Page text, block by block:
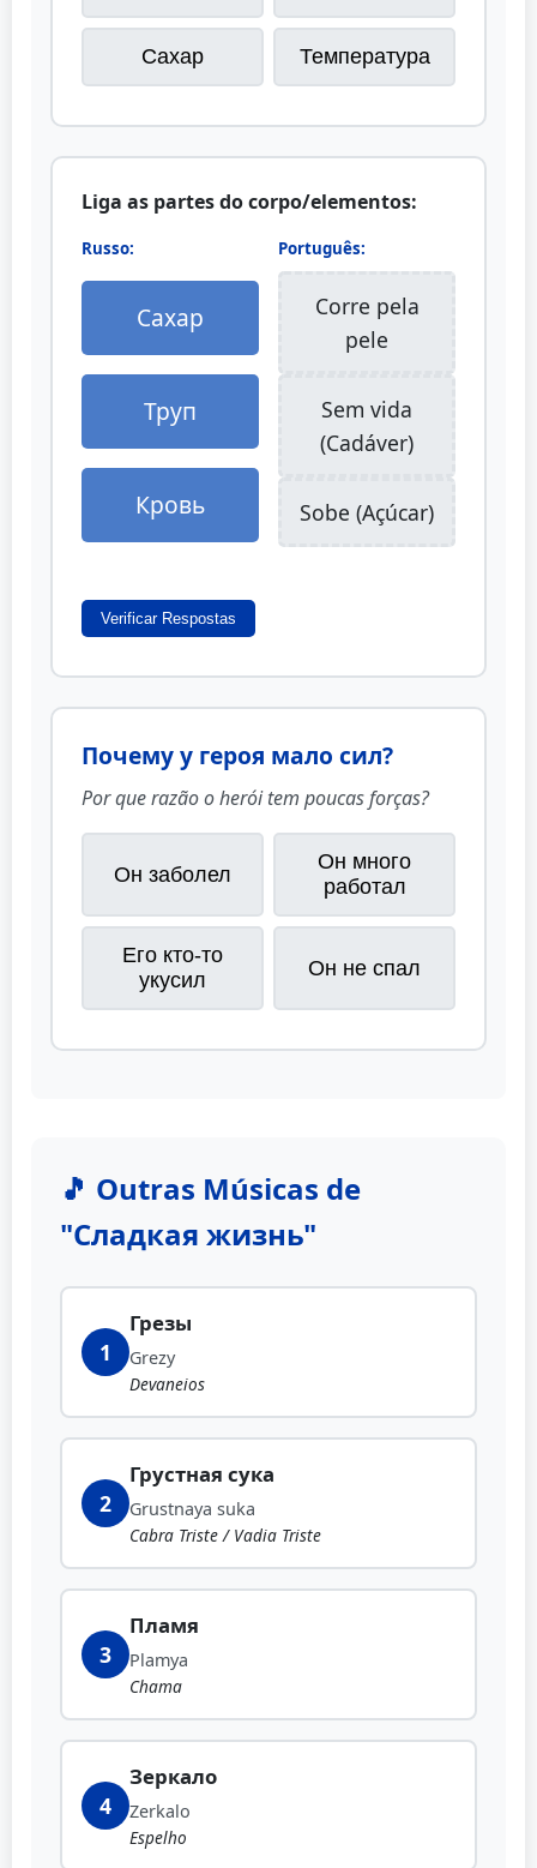
Сахар Температура
Liga as partes do corpo/elementos:
Russo:
Сахар
Труп
Кровь
Português:
Corre pela
pele
Sem vida
(Cadáver)
Sobe (Açúcar)
Verificar Respostas
Почему у героя мало сил?
Por que razão o herói tem poucas forças?
Он заболел
Он много
работал
Его кто-то
укусил
Он не спал
🎵 Outras Músicas de
"Сладкая жизнь"
1
Грезы
Grezy
Devaneios
2
Грустная сука
Grustnaya suka
Cabra Triste / Vadia Triste
3
Пламя
Plamya
Chama
4
Зеркало
Zerkalo
Espelho